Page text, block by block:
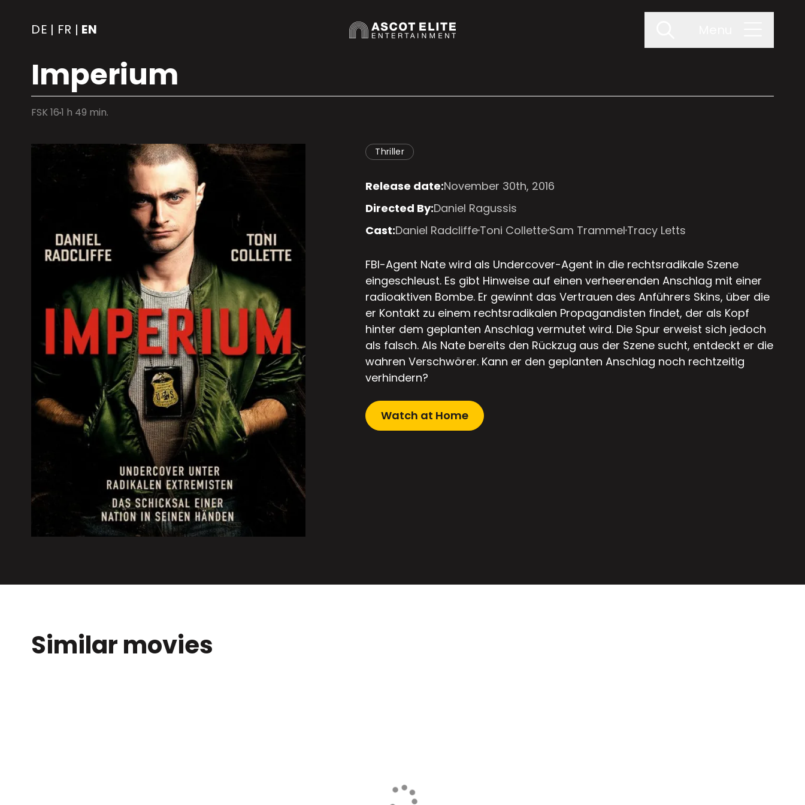
DE | FR | EN
Imperium
FSK 161 h 49 min.
Thriller
Release date:November 30th, 2016
Directed By:Daniel Ragussis
Cast:Daniel RadcliffeToni ColletteSam TrammelTracy Letts
FBI-Agent Nate wird als Undercover-Agent in die rechtsradikale Szene
eingeschleust. Es gibt Hinweise auf einen verheerenden Anschlag mit einer
radioaktiven Bombe. Er gewinnt das Vertrauen des Anführers Skins, über die
er Kontakt zu einem rechtsradikalen Propagandisten findet, der als Kopf
hinter dem geplanten Anschlag vermutet wird. Die Spur erweist sich jedoch
als falsch. Als Nate bereits den Rückzug aus der Szene sucht, entdeckt er die
wahren Verschwörer. Kann er den geplanten Anschlag noch rechtzeitig
verhindern?
Watch at Home
Similar movies